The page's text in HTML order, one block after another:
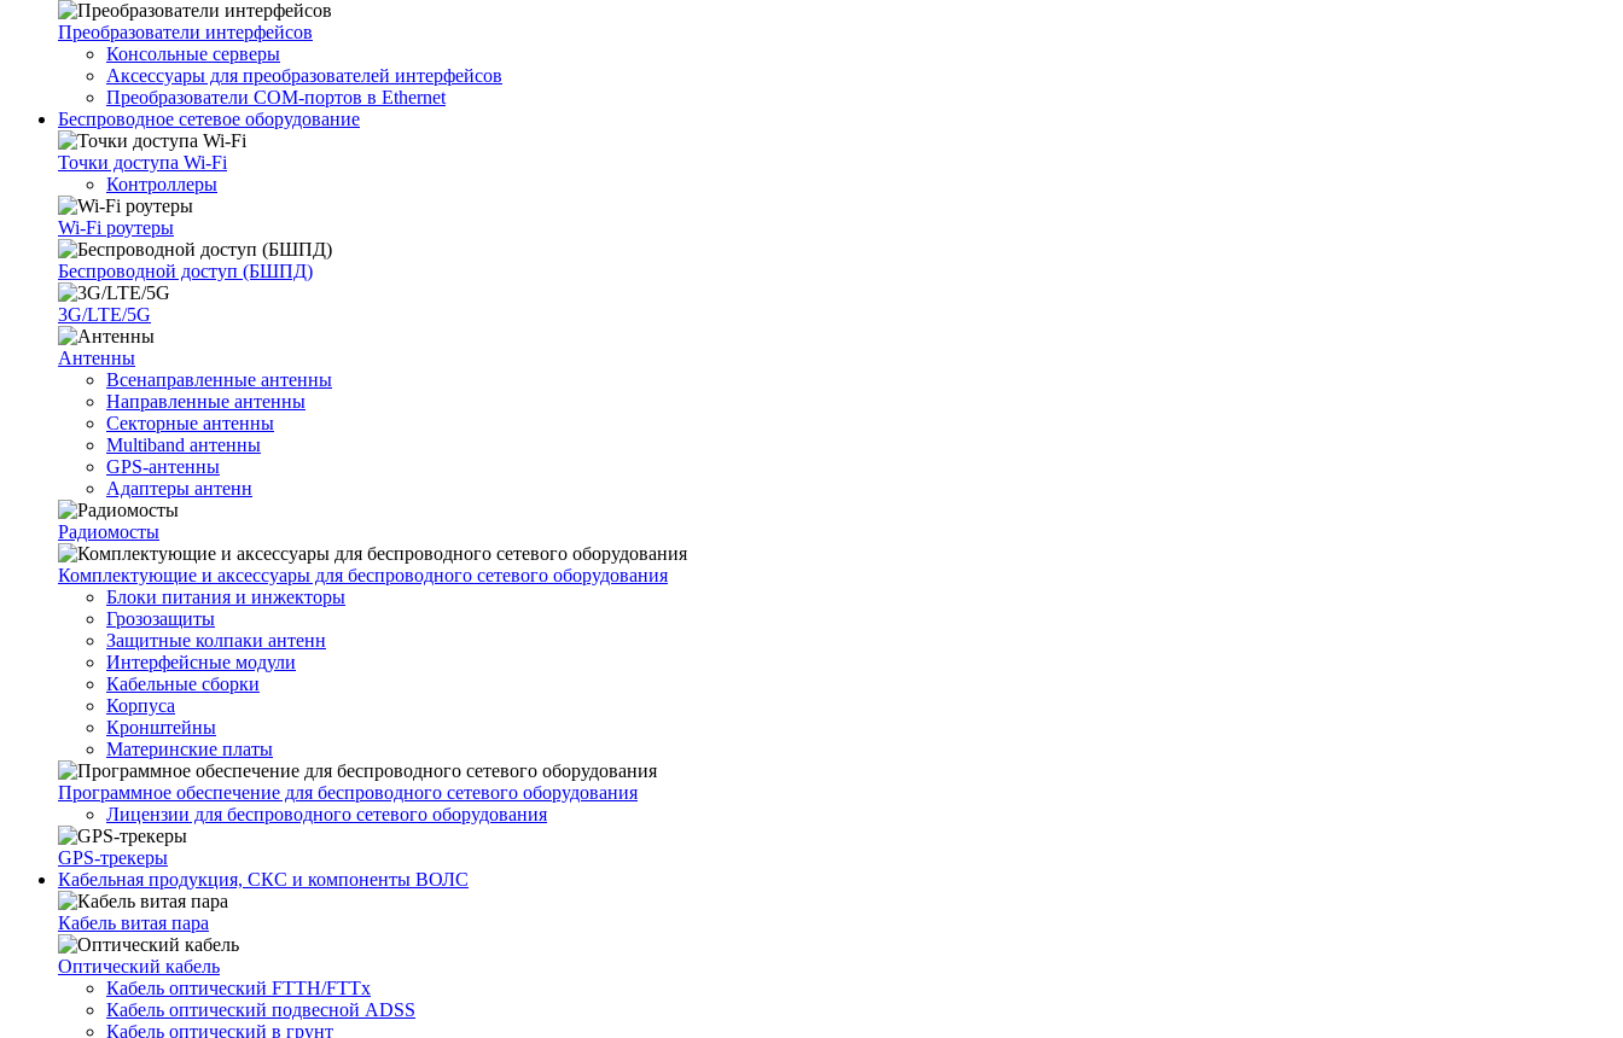
Преобразователи интерфейсов
Консольные серверы
Аксессуары для преобразователей интерфейсов
Преобразователи COM-портов в Ethernet
Беспроводное сетевое оборудование
Точки доступа Wi-Fi
Контроллеры
Wi-Fi роутеры
Беспроводной доступ (БШПД)
3G/LTE/5G
Антенны
Всенаправленные антенны
Направленные антенны
Секторные антенны
Multiband антенны
GPS-антенны
Адаптеры антенн
Радиомосты
Комплектующие и аксессуары для беспроводного сетевого оборудования
Блоки питания и инжекторы
Грозозащиты
Защитные колпаки антенн
Интерфейсные модули
Кабельные сборки
Корпуса
Кронштейны
Материнские платы
Программное обеспечение для беспроводного сетевого оборудования
Лицензии для беспроводного сетевого оборудования
GPS-трекеры
Кабельная продукция, СКС и компоненты ВОЛС
Кабель витая пара
Оптический кабель
Кабель оптический FTTH/FTTx
Кабель оптический подвесной ADSS
Кабель оптический в грунт